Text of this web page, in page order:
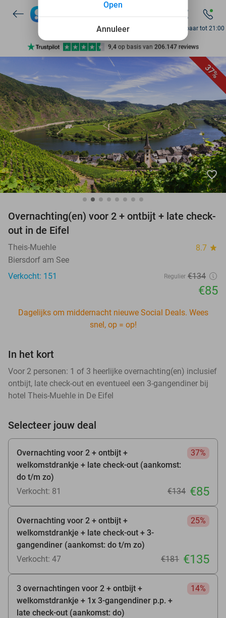
7 dagen per week beschikbaar
10+ miljoen leden
9,4 op basis van 206.147 reviews
Ontdek 15.000+ deals
7 dagen per week beschikbaar
10+ miljoen leden
Bereikbaar tot 21:00
37%
favorite_border
Overnachting(en) voor 2 + ontbijt + late check-
out in de Eifel
Theis-Muehle 8.7 star
Biersdorf am See
Verkocht: 151
Regulier €134
€85
Dagelijks om middernacht nieuwe Social Deals. Wees
snel, op = op!
In het kort
Voor 2 personen: 1 of 3 heerlijke overnachting(en) inclusief
ontbijt, late check-out en eventueel een 3-gangendiner bij
hotel Theis-Muehle in De Eifel
Selecteer jouw deal
Overnachting voor 2 + ontbijt +
welkomstdrankje + late check-out (aankomst:
do t/m zo)
37%
Verkocht: 81 €134 €85
Overnachting voor 2 + ontbijt +
welkomstdrankje + late check-out + 3-
gangendiner (aankomst: do t/m zo)
25%
Verkocht: 47 €181 €135
3 overnachtingen voor 2 + ontbijt +
welkomstdrankje + 1x 3-gangendiner p.p. +
late check-out (aankomst: do)
14%
Annuleer
Open